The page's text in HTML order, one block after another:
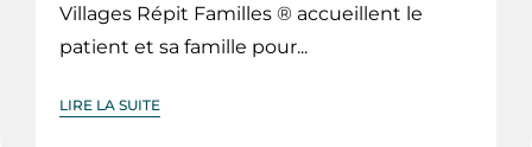
Villages Répit Familles ® accueillent le
patient et sa famille pour...
LIRE LA SUITE